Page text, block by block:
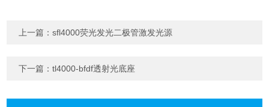
上一篇：sfl4000荧光发光二极管激发光源
下一篇：tl4000-bfdf透射光底座